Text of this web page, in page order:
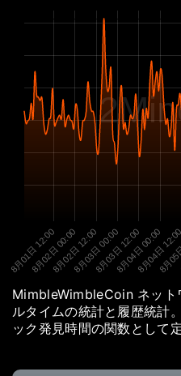
8月01日 12:00
8月02日 00:00
8月02日 12:00
8月03日 00:00
8月03日 12:00
8月04日 00:00
8月04日8月
MimbleWimbleCoin ネット
ルタイムの統計と履歴統計
ック発見時間の関数として